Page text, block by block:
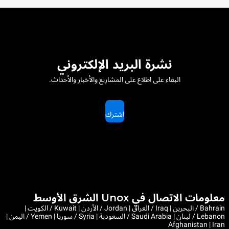
نشرة البريد الإلكتروني
البقاء على اطلاع على المشاريع والأخبار والأحداث.
اشترك
معلومات الاتصال في Unox الشرق الأوسط
Bahrain / البحرين | Iraq / العراق | Jordan / الأردن | Kuwait / الكويت |
Lebanon / لبنان | Saudi Arabia / السعودية | Syria / سوريا | Yemen / اليمن |
Afghanistan | Iran